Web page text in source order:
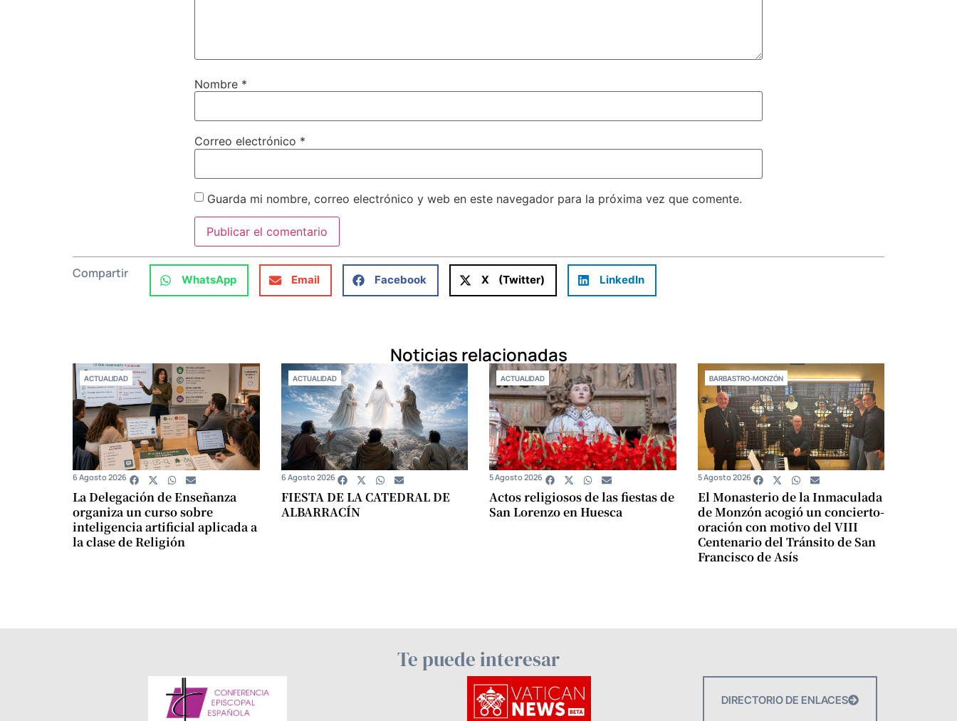
Nombre *
Correo electrónico *
Guarda mi nombre, correo electrónico y web en este navegador para la próxima vez que comente.
Compartir WhatsApp Email Facebook X (Twitter) LinkedIn
Noticias relacionadas
ACTUALIDAD
La Delegación de Enseñanza
organiza un curso sobre
inteligencia artificial aplicada a
la clase de Religión
6 Agosto 2026
ACTUALIDAD
FIESTA DE LA CATEDRAL DE
ALBARRACÍN
6 Agosto 2026
ACTUALIDAD
Actos religiosos de las fiestas de
San Lorenzo en Huesca
5 Agosto 2026
BARBASTRO-MONZÓN
El Monasterio de la Inmaculada
de Monzón acogió un concierto-
oración con motivo del VIII
Centenario del Tránsito de San
Francisco de Asís
5 Agosto 2026
Te puede interesar
DIRECTORIO DE ENLACES